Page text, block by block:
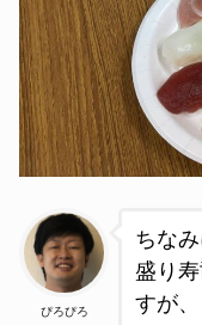
ぴろぴろ
ちな
盛り
すが、